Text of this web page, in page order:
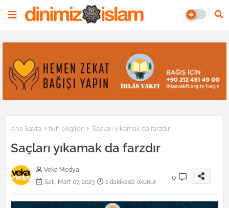
Ana Sayfa fıkh bilgileri Saçları yıkamak da farzdır
Saçları yıkamak da farzdır
Veka Medya
Salı, Mart 07, 2023
1 dakikada okunur
0